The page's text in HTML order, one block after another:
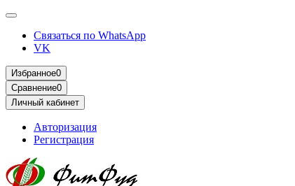
Связаться по WhatsApp
VK
Избранное0
Сравнение0
Личный кабинет
Авторизация
Регистрация